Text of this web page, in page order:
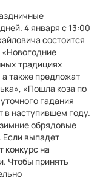
4 января с 13:00
состоится
«Новогодние
традициях
также предложат
«Пошла коза по
гадания
в наступившем году.
обрядовые
Если выпадет
конкурс на
Чтобы принять